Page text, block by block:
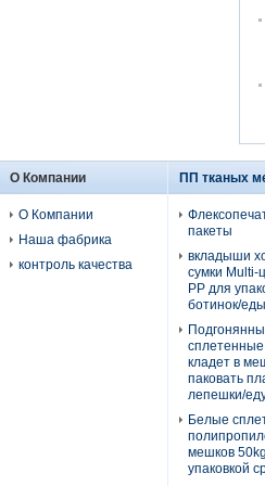
О Компании
О Компании
Наша фабрика
контроль качества
ПП тканых
пакеты
вкладыши
сумки Multi-
PP для
ботинок/еды
кладет в
паковать
лепешки/
Белые
мешков
упаковкой